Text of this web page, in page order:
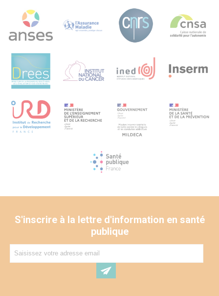
utilisant deux cadres conceptuels : le modèle de
collaboration interprofessionnelle en santé et services
sociaux décrit par Careau, selon lequel le degré
d’interactions entre les professionnels varie en
permanence selon la complexité de la situation de la
personne au cœur des soins, et la sociologie du monde du
travail qui porte sur les organisations, les professions et
l’action collective. Une analyse statistique des variables
relatives aux 5 dimensions d’intérêt (acteurs, activité,
chronologie, dynamique et dimension territoriale) tiendra
compte de l’organisation hiérarchique des données au
corrélations significatives et identifiera les variables les
plus discriminantes, afin de proposer une typologie et une
échelle d’équivalence pour les activités de CPP menées
dans les différentes MSP.
Perspectives : L’analyse fine de la CPP au sein des MSP
contribuer à la réalisation d’enquêtes par questionnaire
auprès d’échantillons représentatifs de MSP. Les
professionnels et les pouvoirs publics pourront utiliser les
S'inscrire à la lettre d'information en santé
publique